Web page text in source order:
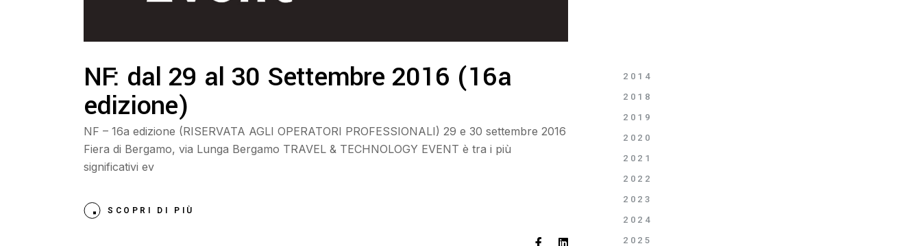
NF: dal 29 al 30 Settembre 2016 (16a
edizione)
NF – 16a edizione (RISERVATA AGLI OPERATORI PROFESSIONALI) 29 e 30 settembre 2016
Fiera di Bergamo, via Lunga Bergamo TRAVEL & TECHNOLOGY EVENT è tra i più
significativi ev
SCOPRI DI PIÙ
2014
2018
2019
2020
2021
2022
2023
2024
2025